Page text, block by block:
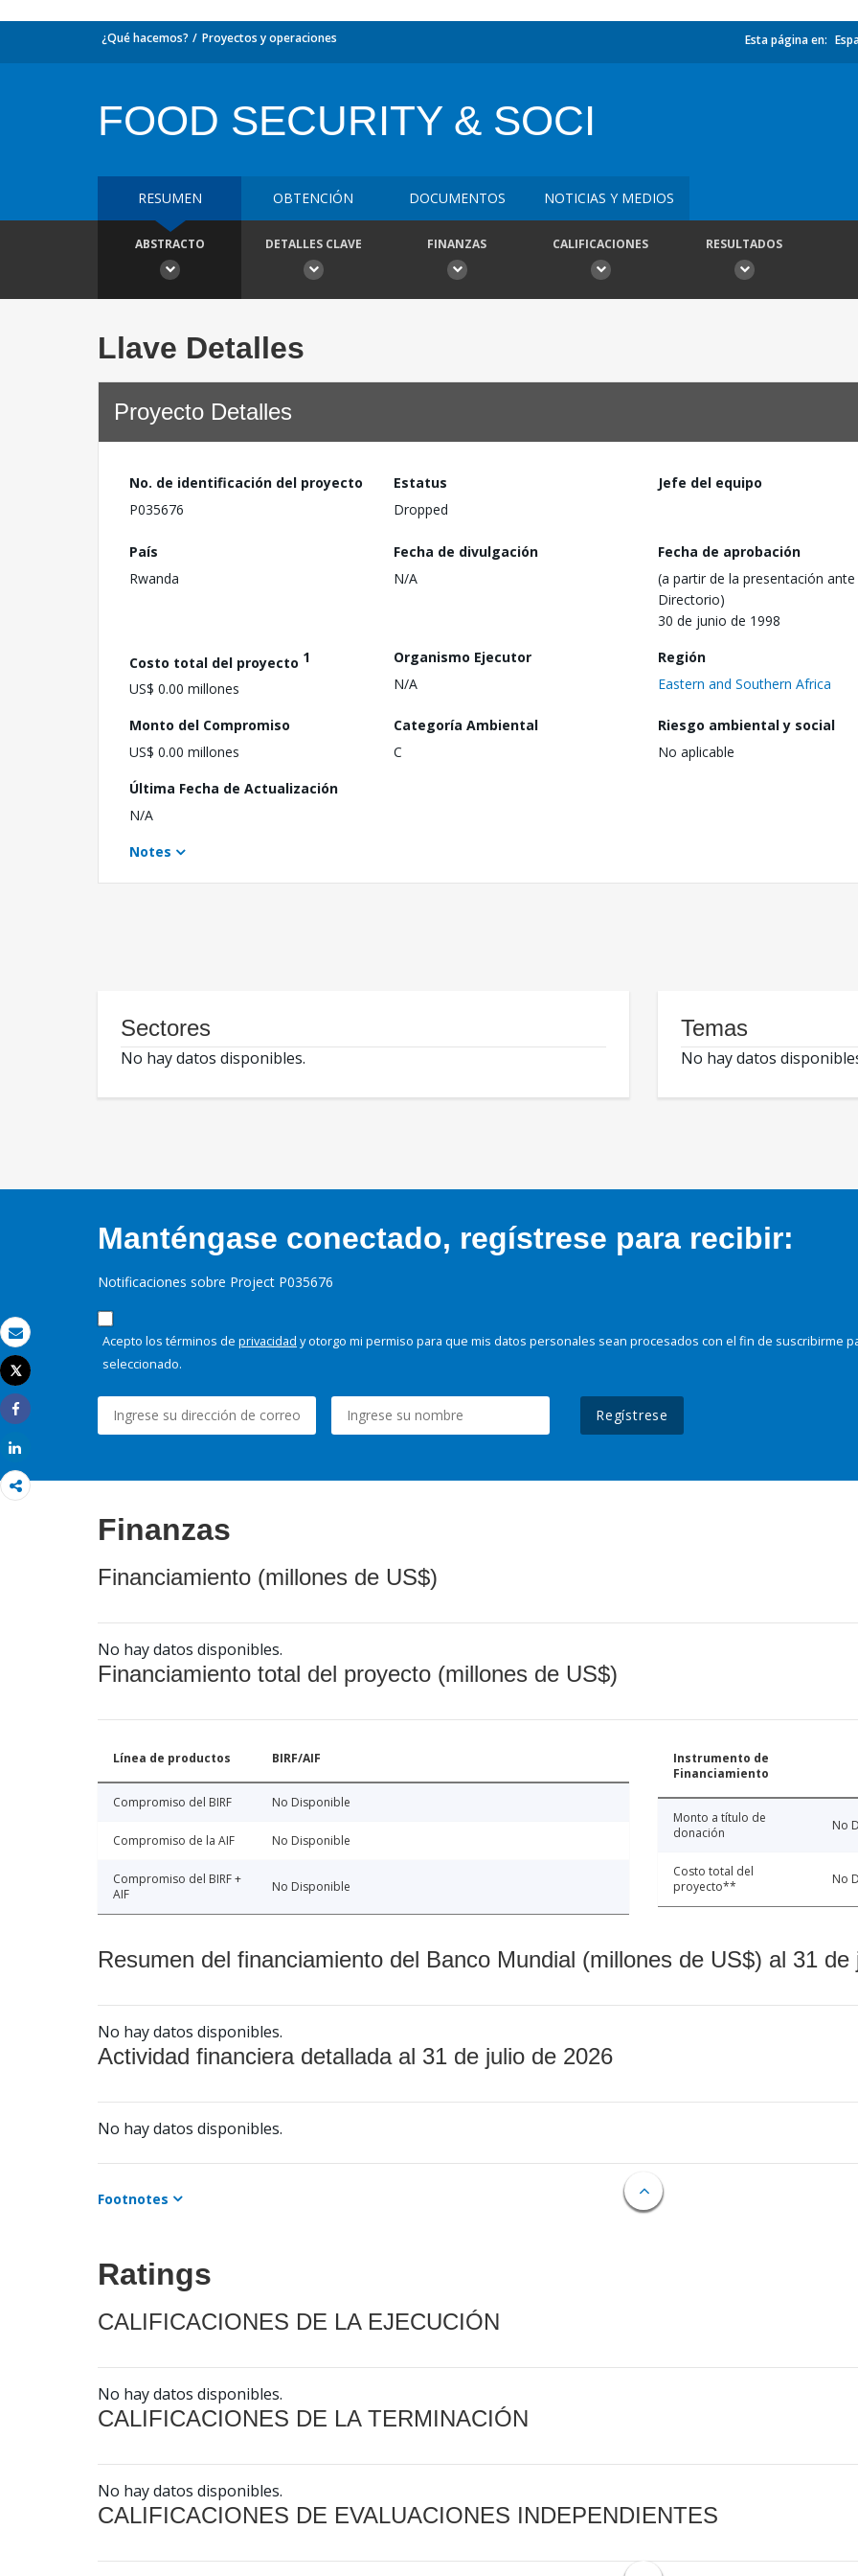
Correo electrónico
Imprimir
Tweet
Share
¿Qué hacemos? Proyectos y operaciones Esta página en:
FOOD SECURITY & SOCI
RESUMEN OBTENCIÓN DOCUMENTOS NOTICIAS Y MEDIOS
ABSTRACTO DETALLES CLAVE FINANZAS CALIFICACIONES RESULTADOS
Llave Detalles
Proyecto Detalles
No. de identificación del proyecto
P035676
Estatus
Dropped
Jefe del equipo
País
Rwanda
Fecha de divulgación
N/A
Fecha de aprobación
(a partir de la presentación ante
Directorio)
30 de junio de 1998
Costo total del proyecto 1
US$ 0.00 millones
Organismo Ejecutor
N/A
Región
Eastern and Southern Africa
Monto del Compromiso
US$ 0.00 millones
Categoría Ambiental
C
Riesgo ambiental y social
No aplicable
Última Fecha de Actualización
N/A
Notes
Sectores
No hay datos disponibles.
Temas
No hay datos
Manténgase conectado, regístrese para recibir:
Notificaciones sobre Project P035676
Acepto los términos de privacidad y otorgo mi permiso para que mis datos personales sean procesados con el fin de suscribirme
seleccionado.
Regístrese
Finanzas
Financiamiento (millones de US$)
No hay datos disponibles.
Financiamiento total del proyecto (millones de US$)
Línea de productos BIRF/AIF
Compromiso del BIRF No Disponible
Compromiso de la AIF No Disponible
Compromiso del BIRF +
AIF
No Disponible
Instrumento de
Financiamiento
Monto a título de
donación
No
Costo total del
proyecto**
No
Resumen del financiamiento del Banco Mundial (millones de US$) al 31 de
No hay datos disponibles.
Actividad financiera detallada al 31 de julio de 2026
No hay datos disponibles.
Footnotes
Ratings
CALIFICACIONES DE LA EJECUCIÓN
No hay datos disponibles.
CALIFICACIONES DE LA TERMINACIÓN
No hay datos disponibles.
CALIFICACIONES DE EVALUACIONES INDEPENDIENTES